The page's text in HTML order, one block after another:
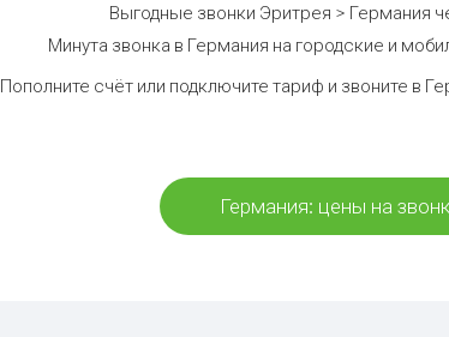
Выгодные звонки Эритрея > Германия
Минута звонка в Германия на городские и
Пополните счёт или подключите тариф и звоните в
Германия: цены на